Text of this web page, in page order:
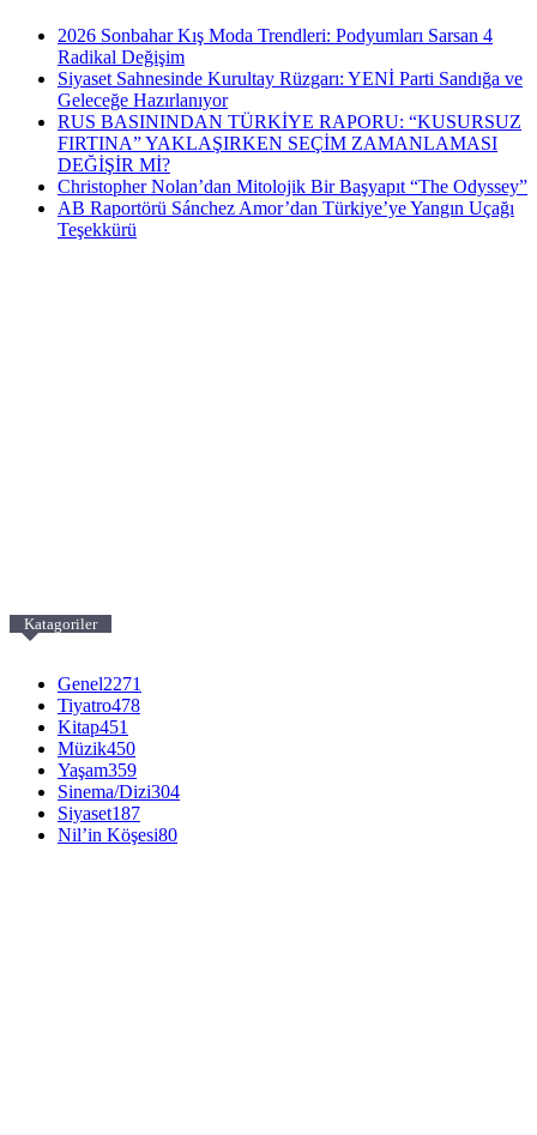
2026 Sonbahar Kış Moda Trendleri: Podyumları Sarsan 4
Radikal Değişim
Siyaset Sahnesinde Kurultay Rüzgarı: YENİ Parti Sandığa ve
Geleceğe Hazırlanıyor
RUS BASININDAN TÜRKİYE RAPORU: “KUSURSUZ
FIRTINA” YAKLAŞIRKEN SEÇİM ZAMANLAMASI
DEĞİŞİR Mİ?
Christopher Nolan’dan Mitolojik Bir Başyapıt “The Odyssey”
AB Raportörü Sánchez Amor’dan Türkiye’ye Yangın Uçağı
Teşekkürü
Katagoriler
Genel2271
Tiyatro478
Kitap451
Müzik450
Yaşam359
Sinema/Dizi304
Siyaset187
Nil’in Köşesi80